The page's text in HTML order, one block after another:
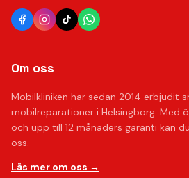
Om oss
Mobilkliniken har sedan 2014 erbjudit
mobilreparationer i Helsingborg. Med
och upp till 12 månaders garanti kan
oss.
Läs mer om oss →